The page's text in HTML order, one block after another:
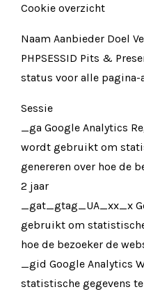
Cookie overzicht
Naam Aanbieder Doel
PHPSESSID Pits &
status voor alle pagina-
Sessie
_ga Google Analytics
wordt gebruikt om
genereren over hoe de
2 jaar
_gat_gtag_UA_xx_x
gebruikt om
hoe de bezoeker de
_gid Google Analytics
statistische gegevens